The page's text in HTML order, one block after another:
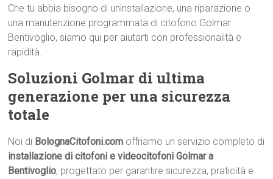
Che tu abbia bisogno di uninstallazione, una riparazione o
una manutenzione programmata di citofono Golmar
Bentivoglio, siamo qui per aiutarti con professionalità e
rapidità.
Soluzioni Golmar di ultima
generazione per una sicurezza
totale
Noi di BolognaCitofoni.com offriamo un servizio completo di
installazione di citofoni e videocitofoni Golmar a
Bentivoglio, progettato per garantire sicurezza, praticità e